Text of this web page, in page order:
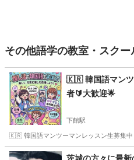
その他語学の教室・スク
🇰🇷 韓国語マンツ
者🔰大歓迎🌟
下館駅
🇰🇷 韓国語マンツーマンレッスン生募集中
茨城 筑西市 下館駅 韓国語